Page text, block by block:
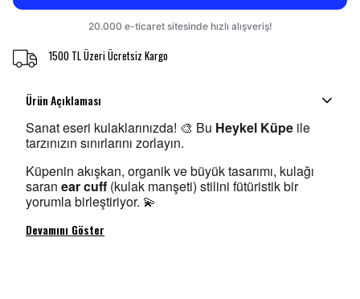
1500 TL Üzeri Ücretsiz Kargo
Ürün Açıklaması
Sanat eseri kulaklarınızda! 🎨 Bu Heykel Küpe ile
tarzınızın sınırlarını zorlayın.
Küpenin akışkan, organik ve büyük tasarımı, kulağı
saran ear cuff (kulak manşeti) stilini fütüristik bir
yorumla birleştiriyor. 💫
Devamını Göster